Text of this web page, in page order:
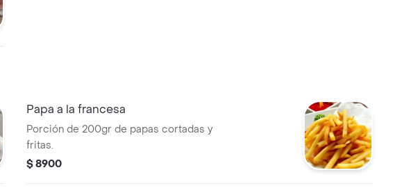
Papa a la francesa
Porción de 200gr de papas cortadas y
fritas.
$ 8900